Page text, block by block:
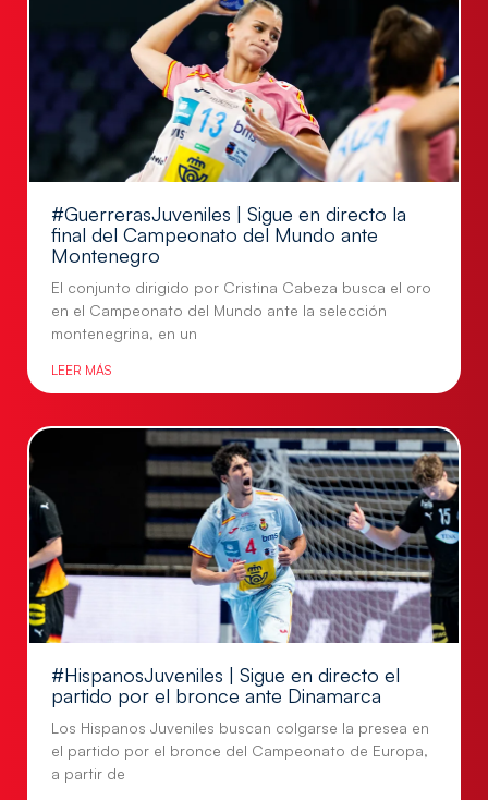
#GuerrerasJuveniles | Sigue en directo la
final del Campeonato del Mundo ante
Montenegro
El conjunto dirigido por Cristina Cabeza busca el oro
en el Campeonato del Mundo ante la selección
montenegrina, en un
LEER MÁS
#HispanosJuveniles | Sigue en directo el
partido por el bronce ante Dinamarca
Los Hispanos Juveniles buscan colgarse la presea en
el partido por el bronce del Campeonato de Europa,
a partir de